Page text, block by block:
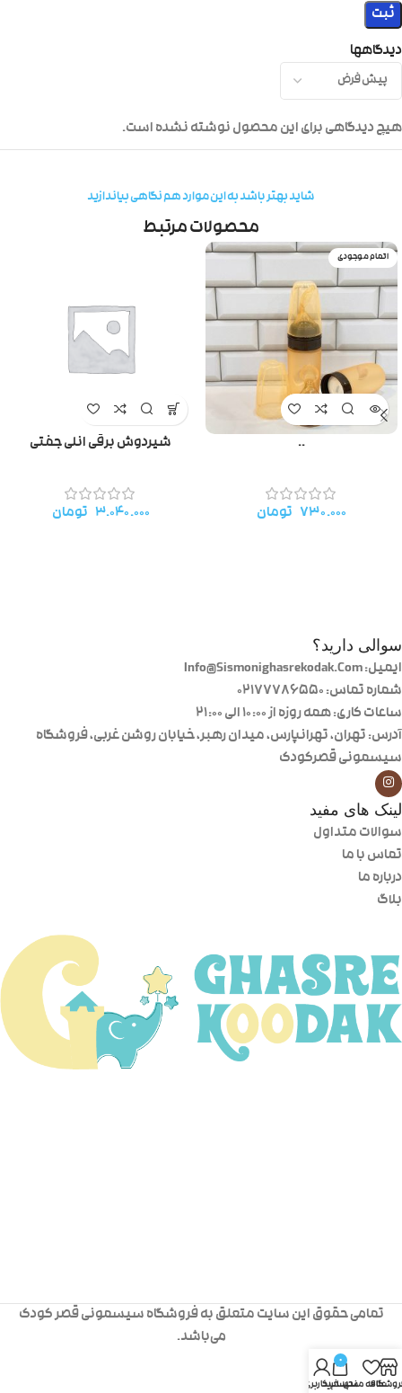
دیدگاهها
هیچ دیدگاهی برای این محصول نوشته نشده است.
شاید بهتر باشد به این موارد هم نگاهی بیاندازید
محصولات مرتبط
اتمام موجودی
..
۷۳۰.۰۰۰ تومان
شیردوش برقی انلی جفتی
۳.۰۴۰.۰۰۰ تومان
سوالی دارید؟
ایمیل: Info@Sismonighasrekodak.Com
شماره تماس: 02177786550
ساعات کاری: همه روزه از ۱۰:۰۰ الی ۲۱:۰۰
آدرس: تهران، تهرانپارس، میدان رهبر، خیابان روشن غربی، فروشگاه
سیسمونی قصرکودک
لینک های مفید
سوالات متداول
تماس با ما
درباره ما
بلاگ
تمامی حقوق این سایت متعلق به فروشگاه سیسمونی قصر کودک
می‌باشد.
علاقه مندی
0
سبد خرید
حساب کاربری من